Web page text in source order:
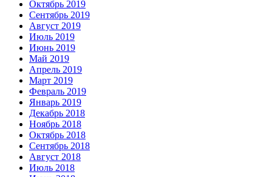
Октябрь 2019
Сентябрь 2019
Август 2019
Июль 2019
Июнь 2019
Май 2019
Апрель 2019
Март 2019
Февраль 2019
Январь 2019
Декабрь 2018
Ноябрь 2018
Октябрь 2018
Сентябрь 2018
Август 2018
Июль 2018